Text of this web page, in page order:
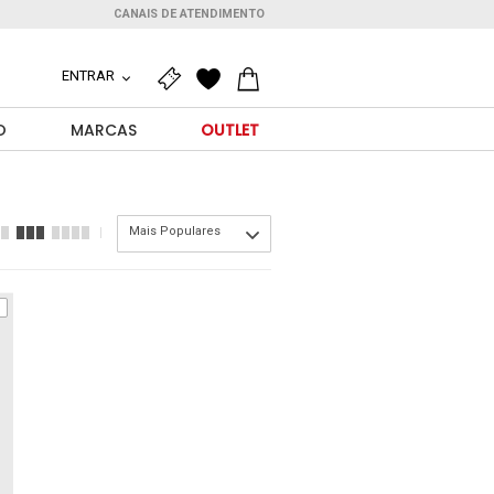
CANAIS DE ATENDIMENTO
ENTRAR
MARCAS OUTLET
Mais Populares